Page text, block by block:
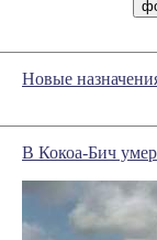
Новые
В Кокоа-Бич